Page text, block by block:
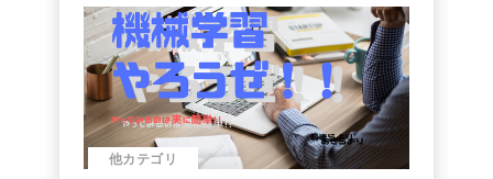
他カテゴリ